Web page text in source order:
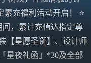
累充福利活动开启！ ⭐
间，累计充值达指定尊
【星愿圣诞】、设计师
星夜礼函」*30及全部